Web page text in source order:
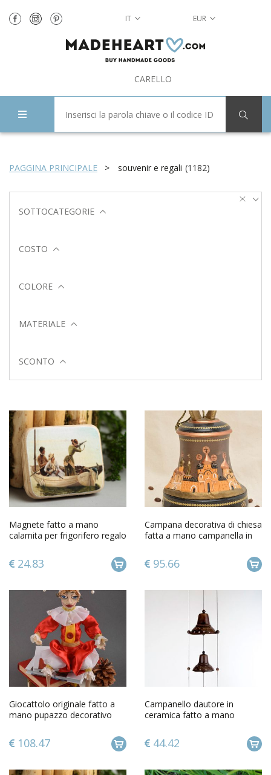
IT EUR
CARELLO
PAGGINA PRINCIPALE souvenir e regali (1182)
SOTTOCATEGORIE
COSTO
COLORE
MATERIALE
SCONTO
Magnete fatto a mano
calamita per frigorifero regalo
24.83
Campana decorativa di chiesa
fatta a mano campanella in
95.66
Giocattolo originale fatto a
mano pupazzo decorativo
108.47
Campanello dautore in
ceramica fatto a mano
44.42